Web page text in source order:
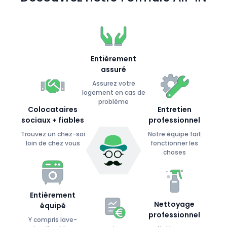
Entièrement
assuré
Assurez votre
logement en cas de
problème
Colocataires
sociaux + fiables
Trouvez un chez-soi
loin de chez vous
Entièrement
équipé
Y compris lave-
Entretien
professionnel
Notre équipe fait
fonctionner les
choses
Nettoyage
professionnel